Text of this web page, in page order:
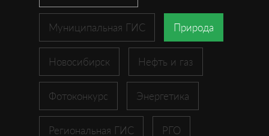
Муниципальная ГИС Природа
Новосибирск Нефть и газ
Фотоконкурс Энергетика
Региональная ГИС РГО